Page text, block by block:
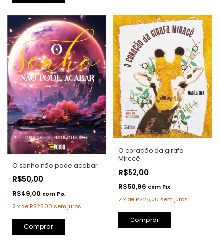
O sonho não pode acabar
R$50,00
R$49,00 com Pix
2x deR$25,00 sem juros
Comprar
O coração da girafa
Miracê
R$52,00
R$50,96 com Pix
2 x deR$26,00 sem juros
Comprar